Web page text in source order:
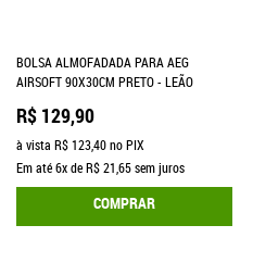
BOLSA ALMOFADADA PARA AEG
AIRSOFT 90X30CM PRETO - LEÃO
R$ 129,90
à vista R$ 123,40no PIX
Em até6xdeR$ 21,65sem juros
COMPRAR